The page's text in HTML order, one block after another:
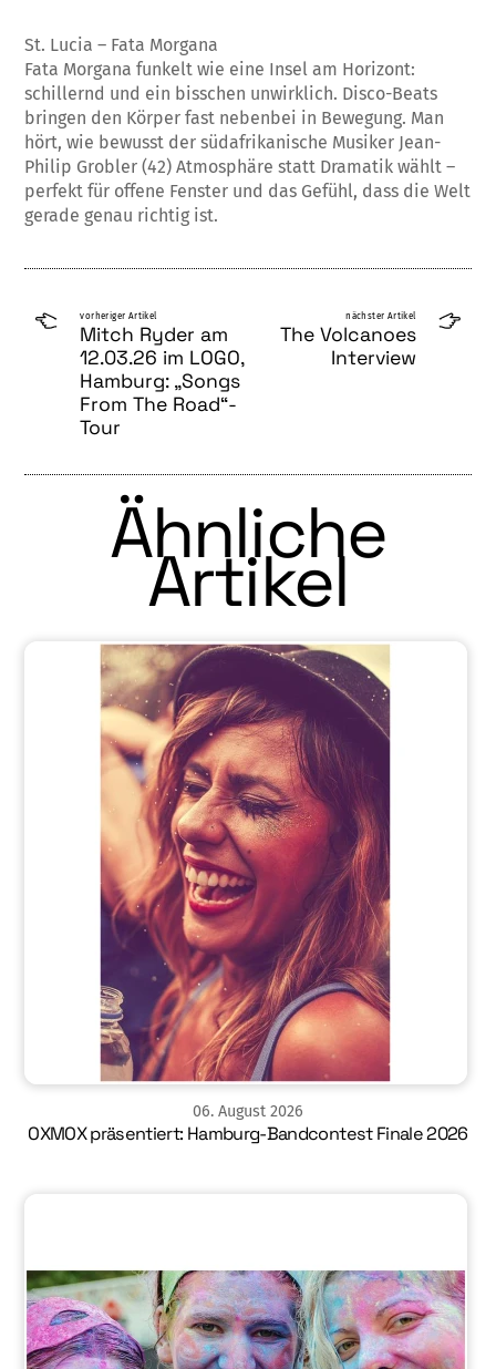
St. Lucia – Fata Morgana
Fata Morgana funkelt wie eine Insel am Horizont:
schillernd und ein bisschen unwirklich. Disco-Beats
bringen den Körper fast nebenbei in Bewegung. Man
hört, wie bewusst der südafrikanische Musiker Jean-
Philip Grobler (42) Atmosphäre statt Dramatik wählt –
perfekt für offene Fenster und das Gefühl, dass die Welt
gerade genau richtig ist.
vorheriger Artikel
Mitch Ryder am
12.03.26 im LOGO,
Hamburg: „Songs
From The Road“-
Tour
nächster Artikel
The Volcanoes
Interview
Ähnliche
Artikel
06. August 2026
OXMOX präsentiert: Hamburg-Bandcontest Finale 2026